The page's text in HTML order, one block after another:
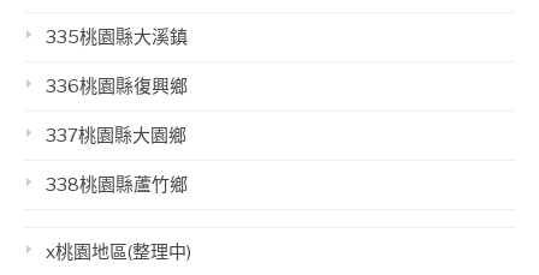
335桃園縣大溪鎮
336桃園縣復興鄉
337桃園縣大園鄉
338桃園縣蘆竹鄉
x桃園地區(整理中)